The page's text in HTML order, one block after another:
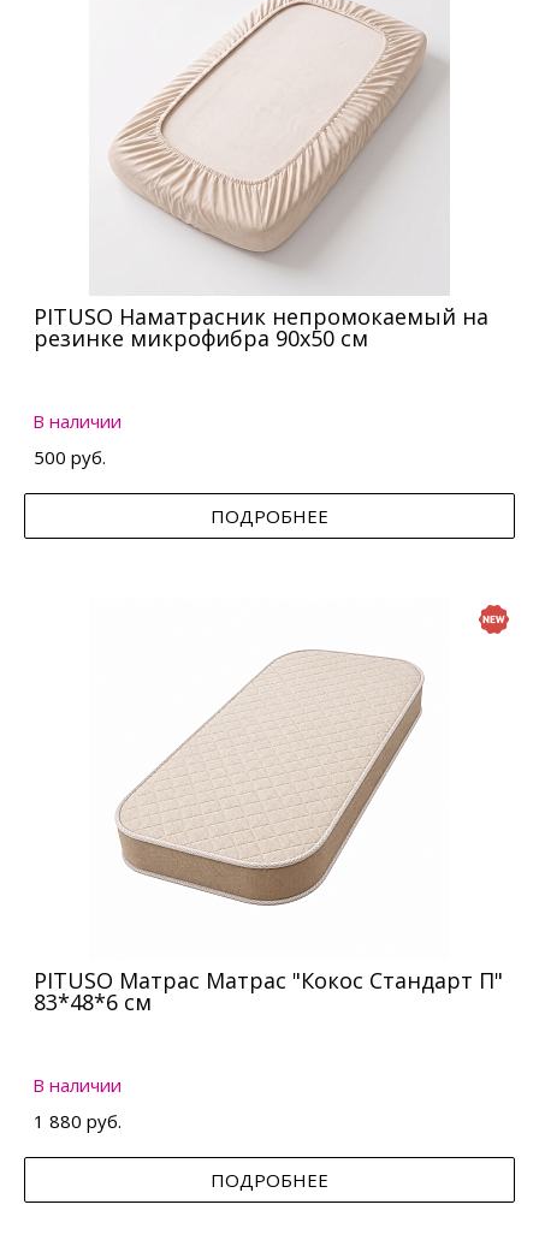
PITUSO Наматрасник непромокаемый на
резинке микрофибра 90х50 см
В наличии
500 руб.
ПОДРОБНЕЕ
PITUSO Матрас Матрас "Кокос Стандарт П"
83*48*6 см
В наличии
1 880 руб.
ПОДРОБНЕЕ